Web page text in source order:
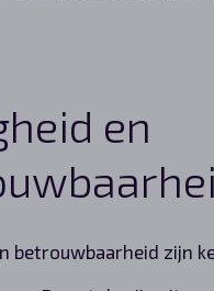
en
betrouwbaarheid zijn